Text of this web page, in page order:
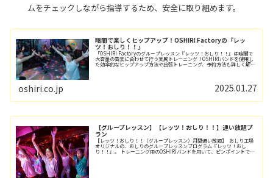
ムをチェックしながら指導するため、安全に取り組めます。
暗闇で楽しくヒップアップ！OSHIRI Factoryの『レッ
ツ！おしり！！』
「OSHIRI Factoryのグループレッスン『レッツ！おしり！！』は暗闇で
大音量の音楽に合わせて行う美尻トレーニング！OSHIRIバンドを使用し
た効率的なヒップアップ方法や出張トレーニング、予約方法も詳しく解説
oshiri.co.jp 2025.01.27
【グループレッスン】【レッツ！おしり！！】通い放題プ
ラン
【レッツ！おしり！！（グループレッスン）月間通い放題】 ​ おしり工場
オリジナルの、おしりのグループレッスンプログラム『レッツ！おし
り！！』。 トレーニング用のOSHIRIバンドを用いて、ピンポイントでお